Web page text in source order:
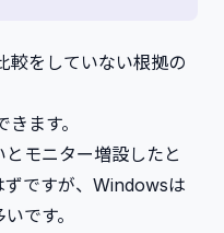
較をしていない根拠の
ます。
モニター増設したと
ずですが、Windowsは
です。